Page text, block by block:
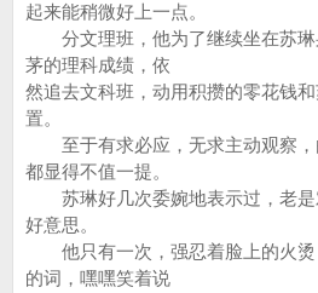
起来能稍微好上一点。
分文理班，他为了继续坐在苏琳
茅的理科成绩，依
然追去文科班，动用积攒的零花钱
置。
至于有求必应，无求主动观察，
都显得不值一提。
苏琳好几次委婉地表示过，老是
好意思。
他只有一次，强忍着脸上的火烫
的词，嘿嘿笑着说